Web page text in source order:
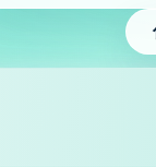
報 ※ご